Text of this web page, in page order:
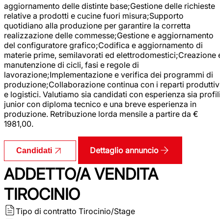
aggiornamento delle distinte base;Gestione delle richieste
relative a prodotti e cucine fuori misura;Supporto
quotidiano alla produzione per garantire la corretta
realizzazione delle commesse;Gestione e aggiornamento
del configuratore grafico;Codifica e aggiornamento di
materie prime, semilavorati ed elettrodomestici;Creazione
manutenzione di cicli, fasi e regole di
lavorazione;Implementazione e verifica dei programmi di
produzione;Collaborazione continua con i reparti
e logistici. Valutiamo sia candidati con esperienza sia
junior con diploma tecnico e una breve esperienza in
produzione. Retribuzione lorda mensile a partire da €
1981,00.
Candidati Dettaglio annuncio
ADDETTO/A VENDITA
TIROCINIO
Tipo di contratto Tirocinio/Stage